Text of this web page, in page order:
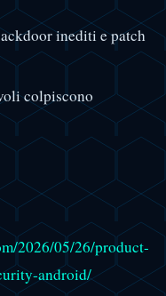
inediti e patch
colpiscono
2026/05/26/product-
android/